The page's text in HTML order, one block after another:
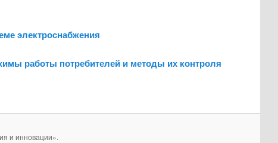
электроснабжения
работы потребителей и методы их контроля
и инновации».